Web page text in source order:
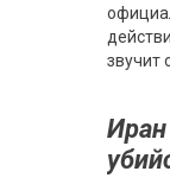
звучит